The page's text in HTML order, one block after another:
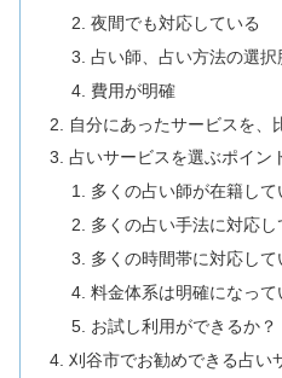
夜間でも対応している
占い師、占い方法の選択
費用が明確
自分にあったサービスを、
占いサービスを選ぶポイン
多くの占い師が在籍して
多くの占い手法に対応し
多くの時間帯に対応して
料金体系は明確になって
お試し利用ができるか？
刈谷市でお勧めできる占い